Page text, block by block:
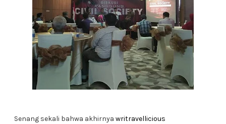
Senang sekali bahwa akhirnya writravellicious